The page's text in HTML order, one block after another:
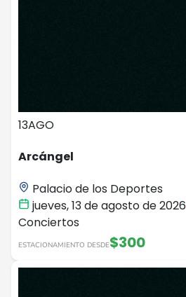
13AGO
Arcángel
Palacio de los Deportes
jueves, 13 de agosto de 2026
Conciertos
ESTACIONAMIENTO DESDE$300